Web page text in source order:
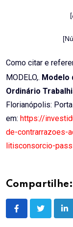
Como citar e
MODELO,. Modelo
Ordinário
Florianópolis:
em: https://
de-contrarrazoes-
litisconsorcio-
Compartilhe: